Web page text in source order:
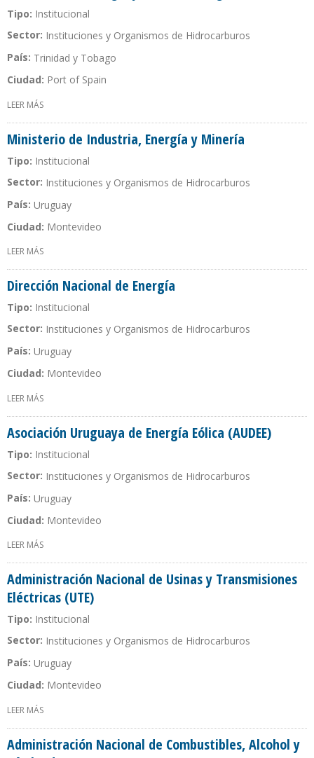
Tipo: Institucional
Sector: Instituciones y Organismos de Hidrocarburos
País: Trinidad y Tobago
Ciudad: Port of Spain
LEER MÁS
Ministerio de Industria, Energía y Minería
Tipo: Institucional
Sector: Instituciones y Organismos de Hidrocarburos
País: Uruguay
Ciudad: Montevideo
LEER MÁS
Dirección Nacional de Energía
Tipo: Institucional
Sector: Instituciones y Organismos de Hidrocarburos
País: Uruguay
Ciudad: Montevideo
LEER MÁS
Asociación Uruguaya de Energía Eólica (AUDEE)
Tipo: Institucional
Sector: Instituciones y Organismos de Hidrocarburos
País: Uruguay
Ciudad: Montevideo
LEER MÁS
Administración Nacional de Usinas y Transmisiones
Eléctricas (UTE)
Tipo: Institucional
Sector: Instituciones y Organismos de Hidrocarburos
País: Uruguay
Ciudad: Montevideo
LEER MÁS
Administración Nacional de Combustibles, Alcohol y